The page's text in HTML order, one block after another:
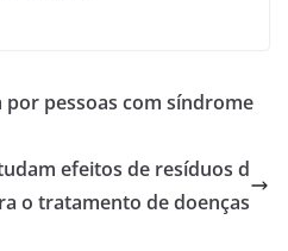
por pessoas com síndrome
efeitos de resíduos d
o tratamento de doenças